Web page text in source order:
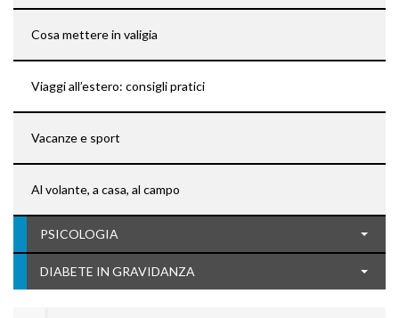
Cosa mettere in valigia
Viaggi all’estero: consigli pratici
Vacanze e sport
Al volante, a casa, al campo
PSICOLOGIA
DIABETE IN GRAVIDANZA